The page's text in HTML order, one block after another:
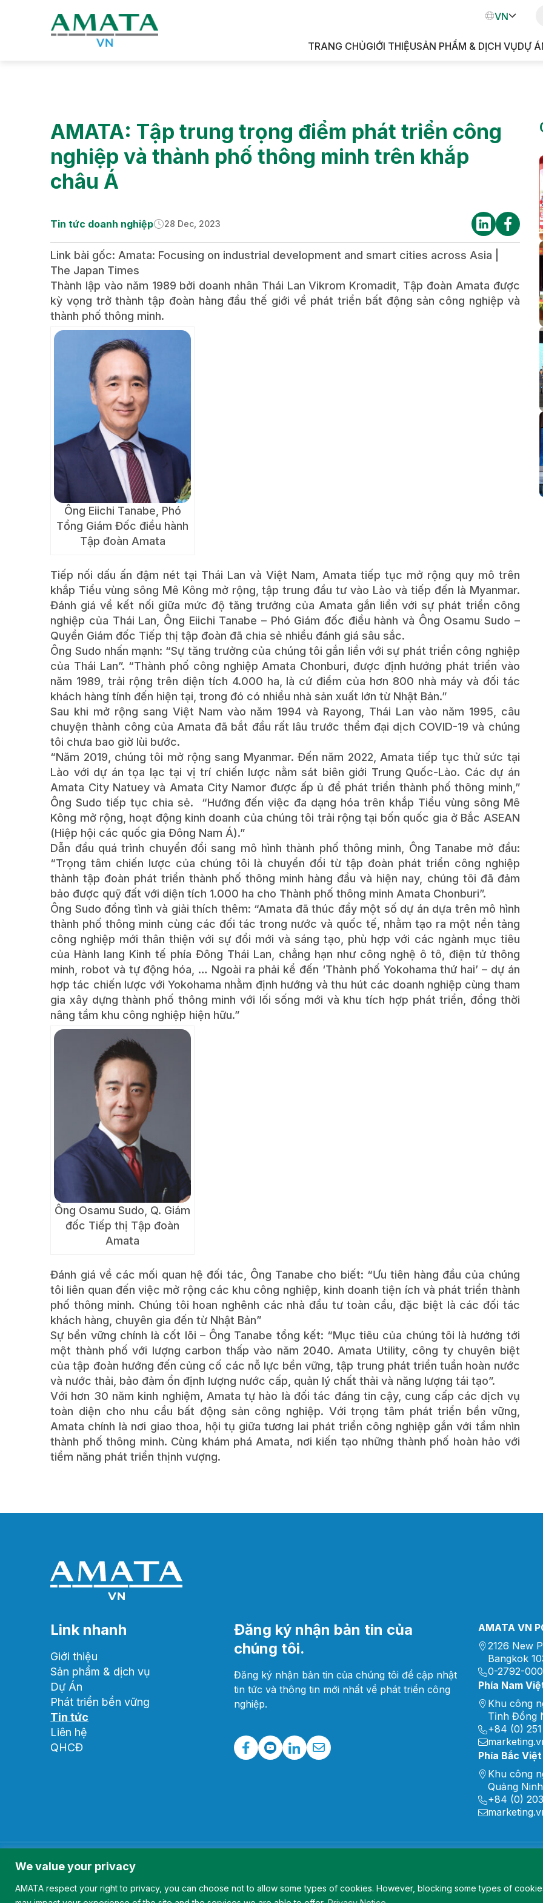
We value your privacy
AMATA respect your right to privacy, you can choose not to allow some types of cookies. However, blocking some types of
VN
EN
TRANG CHỦGIỚI THIỆUSẢN PHẨM & DỊCH VỤDỰ
Tin tức
AMATA: Tập trung trọng điểm phát triển công
nghiệp và thành phố thông minh trên khắp
châu Á
Tin tức doanh nghiệp 28 Dec, 2023
Link bài gốc: Amata: Focusing on industrial development and smart cities across Asia |
The Japan Times
Thành lập vào năm 1989 bởi doanh nhân Thái Lan Vikrom Kromadit, Tập đoàn Amata được
kỳ vọng trở thành tập đoàn hàng đầu thế giới về phát triển bất động sản công nghiệp và
thành phố thông minh.
Ông Eiichi Tanabe, Phó
Tổng Giám Đốc điều hành
Tập đoàn Amata
Tiếp nối dấu ấn đậm nét tại Thái Lan và Việt Nam, Amata tiếp tục mở rộng quy mô trên
khắp Tiểu vùng sông Mê Kông mở rộng, tập trung đầu tư vào Lào và tiếp đến là Myanmar.
Đánh giá về kết nối giữa mức độ tăng trưởng của Amata gắn liền với sự phát triển công
nghiệp của Thái Lan, Ông Eiichi Tanabe – Phó Giám đốc điều hành và Ông Osamu Sudo –
Quyền Giám đốc Tiếp thị tập đoàn đã chia sẻ nhiều đánh giá sâu sắc.
Ông Sudo nhấn mạnh: “Sự tăng trưởng của chúng tôi gắn liền với sự phát triển công nghiệp
của Thái Lan”. “Thành phố công nghiệp Amata Chonburi, được định hướng phát triển vào
năm 1989, trải rộng trên diện tích 4.000 ha, là cứ điểm của hơn 800 nhà máy và đối tác
khách hàng tính đến hiện tại, trong đó có nhiều nhà sản xuất lớn từ Nhật Bản.”
Sau khi mở rộng sang Việt Nam vào năm 1994 và Rayong, Thái Lan vào năm 1995, câu
chuyện thành công của Amata đã bắt đầu rất lâu trước thềm đại dịch COVID-19 và chúng
tôi chưa bao giờ lùi bước.
“Năm 2019, chúng tôi mở rộng sang Myanmar. Đến năm 2022, Amata tiếp tục thử sức tại
Lào với dự án tọa lạc tại vị trí chiến lược nằm sát biên giới Trung Quốc-Lào. Các dự án
Amata City Natuey và Amata City Namor được ấp ủ để phát triển thành phố thông minh,”
Ông Sudo tiếp tục chia sẻ. “Hướng đến việc đa dạng hóa trên khắp Tiểu vùng sông Mê
Kông mở rộng, hoạt động kinh doanh của chúng tôi trải rộng tại bốn quốc gia ở Bắc ASEAN
(Hiệp hội các quốc gia Đông Nam Á).”
Dẫn đầu quá trình chuyển đổi sang mô hình thành phố thông minh, Ông Tanabe mở đầu:
“Trọng tâm chiến lược của chúng tôi là chuyển đổi từ tập đoàn phát triển công nghiệp
thành tập đoàn phát triển thành phố thông minh hàng đầu và hiện nay, chúng tôi đã đảm
bảo được quỹ đất với diện tích 1.000 ha cho Thành phố thông minh Amata Chonburi”.
Ông Sudo đồng tình và giải thích thêm: “Amata đã thúc đẩy một số dự án dựa trên mô hình
thành phố thông minh cùng các đối tác trong nước và quốc tế, nhằm tạo ra một nền tảng
công nghiệp mới thân thiện với sự đổi mới và sáng tạo, phù hợp với các ngành mục tiêu
của Hành lang Kinh tế phía Đông Thái Lan, chẳng hạn như công nghệ ô tô, điện tử thông
minh, robot và tự động hóa, … Ngoài ra phải kể đến ‘Thành phố Yokohama thứ hai’ – dự án
hợp tác chiến lược với Yokohama nhằm định hướng và thu hút các doanh nghiệp cùng tham
gia xây dựng thành phố thông minh với lối sống mới và khu tích hợp phát triển, đồng thời
nâng tầm khu công nghiệp hiện hữu.”
Ông Osamu Sudo, Q. Giám
đốc Tiếp thị Tập đoàn
Amata
Đánh giá về các mối quan hệ đối tác, Ông Tanabe cho biết: “Ưu tiên hàng đầu của chúng
tôi liên quan đến việc mở rộng các khu công nghiệp, kinh doanh tiện ích và phát triển thành
phố thông minh. Chúng tôi hoan nghênh các nhà đầu tư toàn cầu, đặc biệt là các đối tác
khách hàng, chuyên gia đến từ Nhật Bản”
Sự bền vững chính là cốt lõi – Ông Tanabe tổng kết: “Mục tiêu của chúng tôi là hướng tới
một thành phố với lượng carbon thấp vào năm 2040. Amata Utility, công ty chuyên biệt
của tập đoàn hướng đến củng cố các nỗ lực bền vững, tập trung phát triển tuần hoàn nước
và nước thải, bảo đảm ổn định lượng nước cấp, quản lý chất thải và năng lượng tái tạo”.
Với hơn 30 năm kinh nghiệm, Amata tự hào là đối tác đáng tin cậy, cung cấp các dịch vụ
toàn diện cho nhu cầu bất động sản công nghiệp. Với trọng tâm phát triển bền vững,
Amata chính là nơi giao thoa, hội tụ giữa tương lai phát triển công nghiệp gắn với tầm nhìn
thành phố thông minh. Cùng khám phá Amata, nơi kiến tạo những thành phố hoàn hảo với
tiềm năng phát triển thịnh vượng.
Link nhanh
Giới thiệu
Sản phẩm & dịch vụ
Dự Án
Phát triển bền vững
Tin tức
Liên hệ
QHCĐ
Đăng ký nhận bản tin của
chúng tôi.
Đăng ký nhận bản tin của chúng tôi để cập nhật
tin tức và thông tin mới nhất về phát triển công
nghiệp.
AMATA VN
2126 New
Bangkok
0-2792-
Phía Nam
Khu công
Tỉnh Đồng
+84 (0)
Phía Bắc
Khu công
Quảng
+84 (0)
Copyright © 2022 AMATA VN. All Rights Reserved.
Thiết kế webbởiCánh Cam